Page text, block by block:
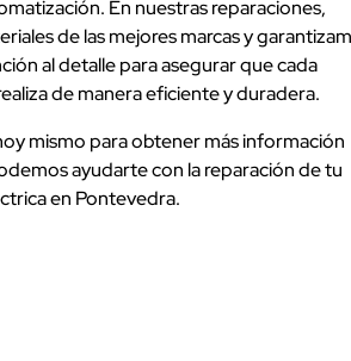
En nuestras reparaciones,
de las mejores marcas y
al detalle para asegurar que cada
de manera eficiente y duradera.
mismo para obtener más información
ayudarte con la reparación de tu
en Pontevedra.